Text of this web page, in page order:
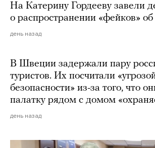
На Катерину Гордееву завели
о распространении «фейков»
день назад
В Швеции задержали пару
туристов. Их посчитали
безопасности» из-за того, что
палатку рядом с домом
день назад